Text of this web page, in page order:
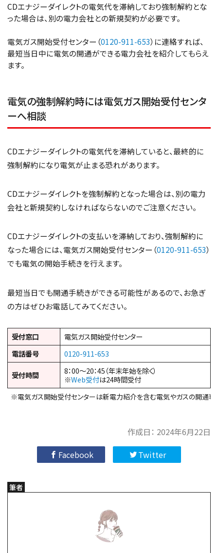
CDエナジーダイレクトの電気代を滞納しており強制解約とな
った場合は、別の電力会社との新規契約が必要です。
電気ガス開始受付センター（0120-911-653）に連絡すれば、
最短当日中に電気の開通ができる電力会社を紹介してもらえ
ます。
電気の強制解約時には電気ガス開始受付センタ
ーへ相談
CDエナジーダイレクトの電気代を滞納していると、最終的に
強制解約になり電気が止まる恐れがあります。
CDエナジーダイレクトを強制解約となった場合は、別の電力
会社と新規契約しなければならないのでご注意ください。
CDエナジーダイレクトの支払いを滞納しており、強制解約に
なった場合には、電気ガス開始受付センター（0120-911-653）
でも電気の開始手続きを行えます。
最短当日でも開通手続きができる可能性があるので、お急ぎ
の方はぜひお電話してみてください。
受付窓口
電気ガス開始受付センター
電話番号
0120-911-653
受付時間
8：00～20：45（年末年始を除く）
※Web受付は24時間受付
※電気ガス開始受付センターは新電力紹介を含む電気やガスの開通専
作成日： 2024年6月22日
Facebook
Twitter
筆者